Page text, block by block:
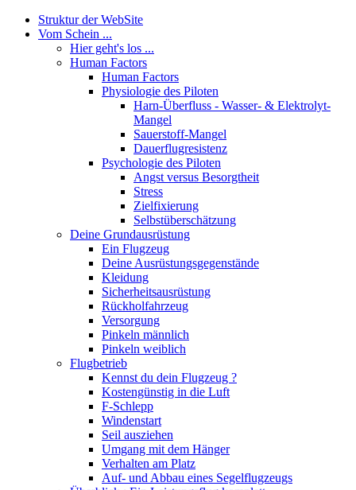
Struktur der WebSite
Vom Schein ...
Hier geht's los ...
Human Factors
Human Factors
Physiologie des Piloten
Harn-Überfluss - Wasser- & Elektrolyt-
Mangel
Sauerstoff-Mangel
Dauerflugresistenz
Psychologie des Piloten
Angst versus Besorgtheit
Stress
Zielfixierung
Selbstüberschätzung
Deine Grundausrüstung
Ein Flugzeug
Deine Ausrüstungsgegenstände
Kleidung
Sicherheitsausrüstung
Rückholfahrzeug
Versorgung
Pinkeln männlich
Pinkeln weiblich
Flugbetrieb
Kennst du dein Flugzeug ?
Kostengünstig in die Luft
F-Schlepp
Windenstart
Seil ausziehen
Umgang mit dem Hänger
Verhalten am Platz
Auf- und Abbau eines Segelflugzeugs